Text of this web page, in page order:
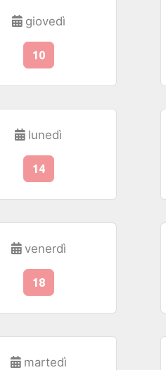
giovedì
10
lunedì
14
venerdì
18
martedì